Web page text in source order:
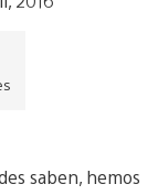
saben, hemos